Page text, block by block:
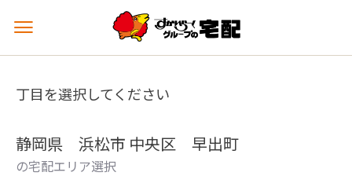
メ
ュ
を
丁目を選択してください
静岡県 浜松市 中央区 早出町
の宅配エリア選択